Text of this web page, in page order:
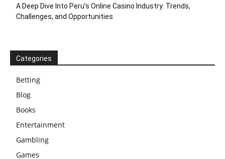
A Deep Dive Into Peru’s Online Casino Industry: Trends,
Challenges, and Opportunities
Categories
Betting
Blog
Books
Entertainment
Gambling
Games